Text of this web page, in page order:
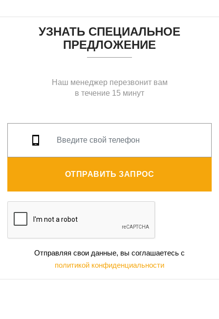
УЗНАТЬ СПЕЦИАЛЬНОЕ
ПРЕДЛОЖЕНИЕ
Наш менеджер перезвонит вам
в течение 15 минут
ОТПРАВИТЬ ЗАПРОС
Отправляя свои данные, вы соглашаетесь с
политикой конфиденциальности